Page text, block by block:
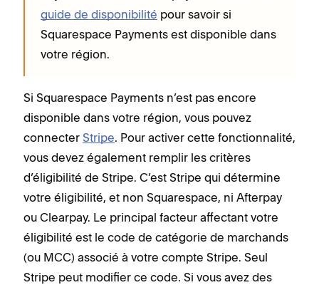
guide de disponibilité pour savoir si
Squarespace Payments est disponible dans
votre région.
Si Squarespace Payments n’est pas encore
disponible dans votre région, vous pouvez
connecter Stripe. Pour activer cette fonctionnalité,
vous devez également remplir les critères
d’éligibilité de Stripe. C’est Stripe qui détermine
votre éligibilité, et non Squarespace, ni Afterpay
ou Clearpay. Le principal facteur affectant votre
éligibilité est le code de catégorie de marchands
(ou MCC) associé à votre compte Stripe. Seul
Stripe peut modifier ce code. Si vous avez des